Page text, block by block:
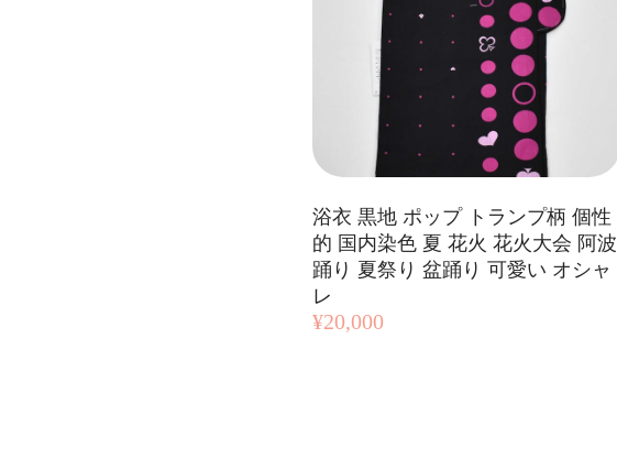
浴衣 黒地 ポップ トランプ柄 個性
的 国内染色 夏 花火 花火大会 阿波
踊り 夏祭り 盆踊り 可愛い オシャ
レ
¥20,000